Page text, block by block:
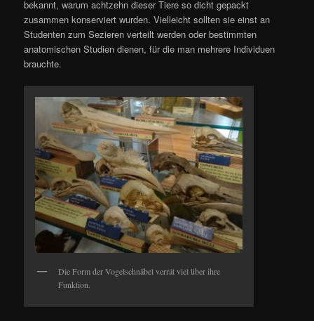
bekannt, warum achtzehn dieser Tiere so dicht gepackt
zusammen konserviert wurden. Vielleicht sollten sie einst an
Studenten zum Sezieren verteilt werden oder bestimmten
anatomischen Studien dienen, für die man mehrere Individuen
brauchte.
Die Form der Vogelschnäbel verrät viel über ihre
Funktion.